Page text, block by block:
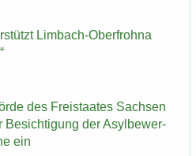
Limbach-​Oberfrohna
des Frei­staa­tes Sach­sen
Be­sich­ti­gung der Asyl­be­wer­
ein